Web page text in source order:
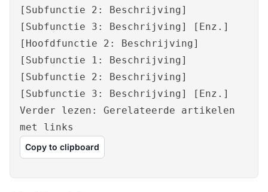
[Subfunctie 2: Beschrijving]
[Subfunctie 3: Beschrijving] [Enz.]
[Hoofdfunctie 2: Beschrijving]
[Subfunctie 1: Beschrijving]
[Subfunctie 2: Beschrijving]
[Subfunctie 3: Beschrijving] [Enz.]
Verder lezen: Gerelateerde artikelen
met links
Copy to clipboard